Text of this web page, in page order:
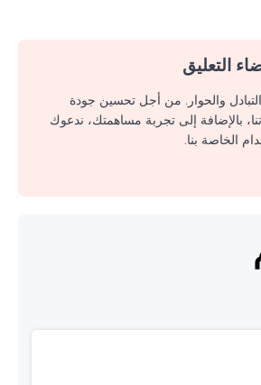
التعليق
والحوار. من أجل تحسين جودة
بالإضافة إلى تجربة مساهمتك، ندعوك
الخاصة بنا.